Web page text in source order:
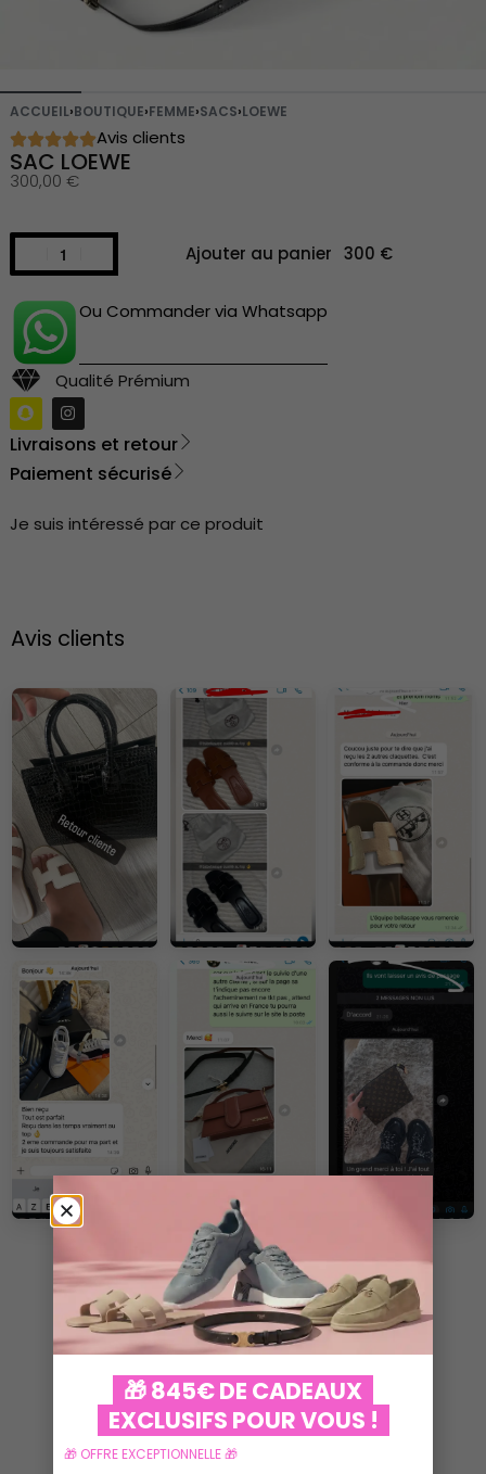
ACCUEIL›BOUTIQUE›FEMME›SACS›LOEWE
Avis clients
SAC LOEWE
300,00 €
Ajouter au panier
Ou Commander via Whatsapp
Qualité Prémium
Livraisons et retour
Paiement sécurisé
Je suis intéressé par ce produit
Avis clients
VOIR PLUS
🎁 845€ DE CADEAUX
EXCLUSIFS POUR VOUS !
🎁 OFFRE EXCEPTIONNELLE 🎁